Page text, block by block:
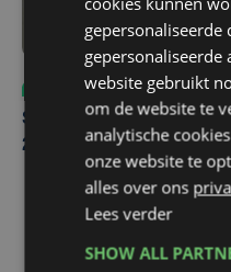
Sport
za 8 augustus
Spaanse aanvaller zet
2031 bij Club Brugge
gepersonaliseerde
website gebruikt
om de website te
analytische
onze website te
alles over ons
Lees verder
SHOW ALL